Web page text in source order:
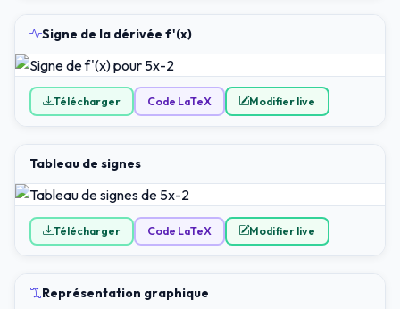
Signe de la dérivée f'(x)
Télécharger Code LaTeX Modifier live
Tableau de signes
Télécharger Code LaTeX Modifier live
Représentation graphique